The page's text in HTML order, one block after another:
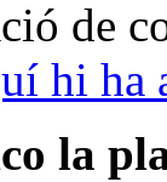
de
hi ha
la